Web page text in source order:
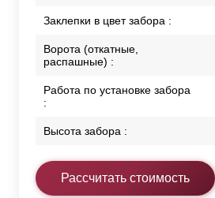
Заклепки в цвет забора :
Ворота (откатные,
распашные) :
Работа по установке забора
:
Высота забора :
Рассчитать стоимость